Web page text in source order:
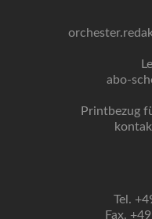
abo-
Printbezug
Tel.
Fax.